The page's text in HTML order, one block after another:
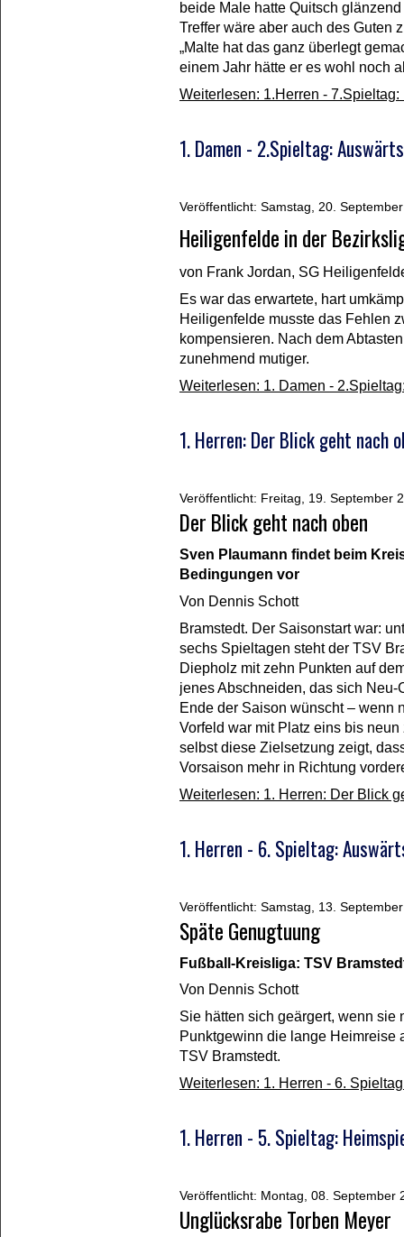
beide Male hatte Quitsch
Treffer wäre aber auch des Guten
„Malte hat das ganz überlegt
einem Jahr hätte er es wohl noch
Weiterlesen: 1.Herren -
1. Damen - 2.Spieltag:
Veröffentlicht: Samstag, 20.
Heiligenfelde in der
von Frank Jordan, SG
Es war das erwartete, hart
Heiligenfelde musste das Fehlen
kompensieren. Nach dem
zunehmend mutiger.
Weiterlesen: 1. Damen -
1. Herren: Der Blick geht nach
Veröffentlicht: Freitag, 19. September
Der Blick geht nach oben
Sven Plaumann findet beim
Bedingungen vor
Von Dennis Schott
Bramstedt. Der Saisonstart war:
sechs Spieltagen steht der TSV
Diepholz mit zehn Punkten auf
jenes Abschneiden, das sich
Ende der Saison wünscht – wenn
Vorfeld war mit Platz eins bis
selbst diese Zielsetzung zeigt,
Vorsaison mehr in Richtung
Weiterlesen: 1. Herren: Der Blick
1. Herren - 6. Spieltag:
Veröffentlicht: Samstag, 13.
Späte Genugtuung
Fußball-Kreisliga: TSV
Von Dennis Schott
Sie hätten sich geärgert, wenn sie
Punktgewinn die lange Heimreise
TSV Bramstedt.
Weiterlesen: 1. Herren - 6.
1. Herren - 5. Spieltag:
Veröffentlicht: Montag, 08. September
Unglücksrabe Torben Meyer